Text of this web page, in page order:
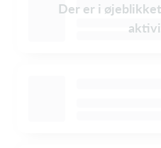
Der er i